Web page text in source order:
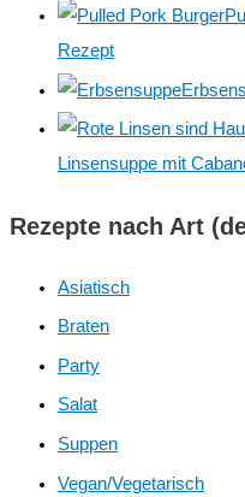
Rezept
Linsensuppe mit
Rezepte nach Art
Asiatisch
Braten
Party
Salat
Suppen
Vegan/Vegetarisch